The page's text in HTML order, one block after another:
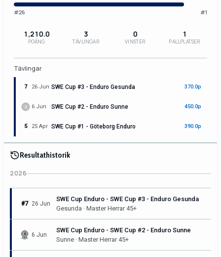
#26 #1
1,210.0
POÄNG
3
TÄVLINGAR
0
VINSTER
1
PALLPLATSER
Tävlingar
7 26 Jun SWE Cup #3 - Enduro Gesunda 370.0p
2 6 Jun SWE Cup #2 - Enduro Sunne 450.0p
5 25 Apr SWE Cup #1 - Göteborg Enduro 390.0p
Resultathistorik
2026
#7 26 Jun
SWE Cup Enduro - SWE Cup #3 - Enduro Gesunda
Gesunda · Master Herrar 45+
6 Jun
SWE Cup Enduro - SWE Cup #2 - Enduro Sunne
Sunne · Master Herrar 45+